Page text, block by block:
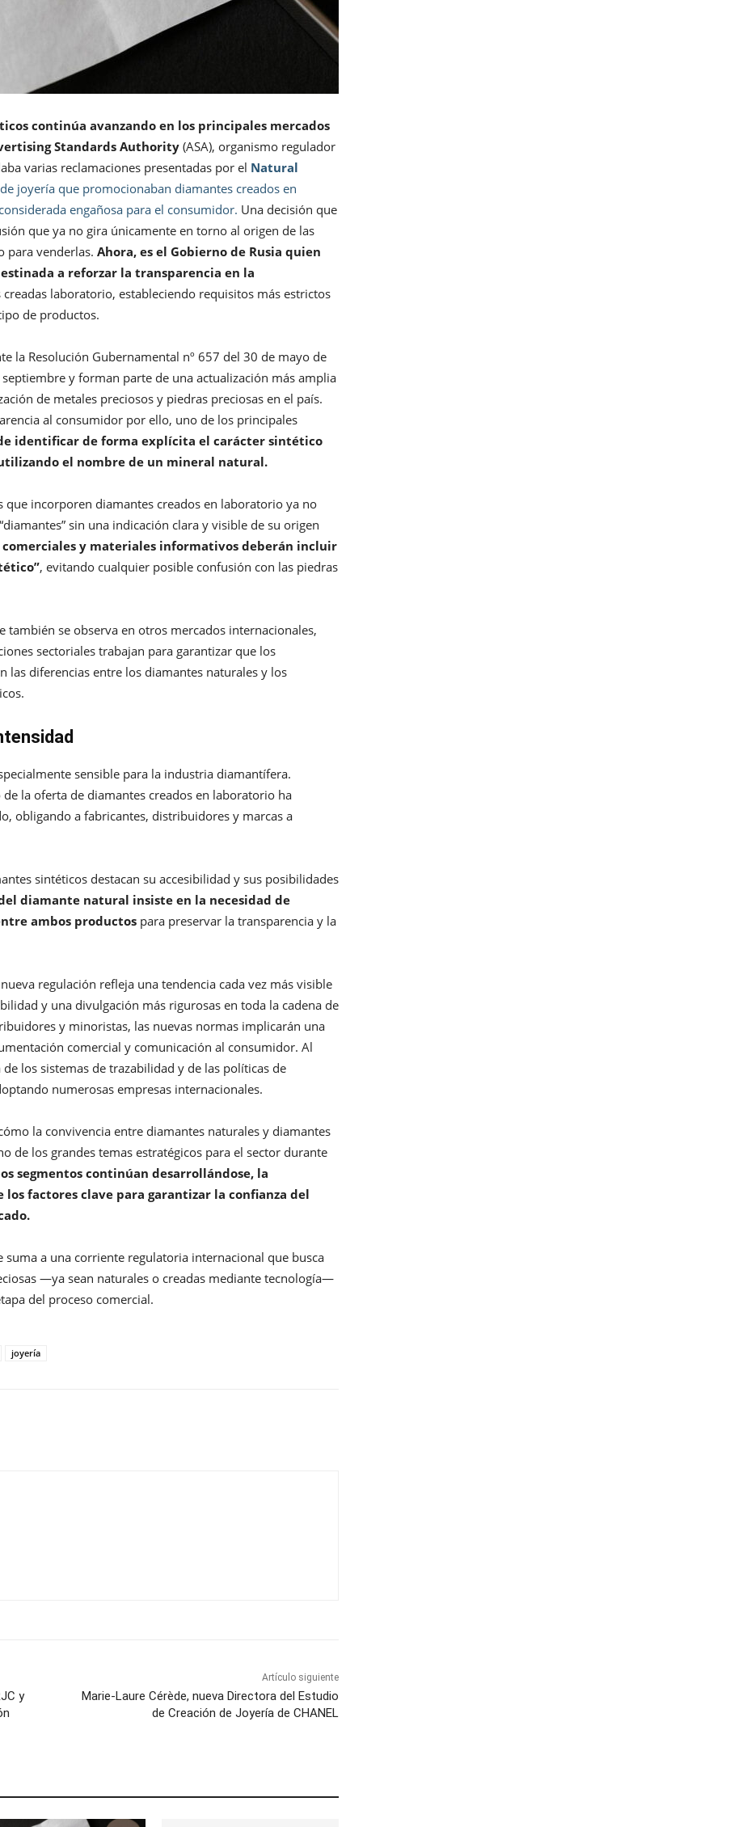
continúa avanzando en los principales mercados
Standards Authority (ASA), organismo regulador
varias reclamaciones presentadas por el Natural
joyería que promocionaban diamantes creados en
engañosa para el consumidor. Una decisión que
que ya no gira únicamente en torno al origen de las
para venderlas. Ahora, es el Gobierno de Rusia quien
a reforzar la transparencia en la
creadas laboratorio, estableciendo requisitos más estrictos
de productos.
la Resolución Gubernamental nº 657 del 30 de mayo de
y forman parte de una actualización más amplia
de metales preciosos y piedras preciosas en el país.
al consumidor por ello, uno de los principales
identificar de forma explícita el carácter sintético
el nombre de un mineral natural.
que incorporen diamantes creados en laboratorio ya no
sin una indicación clara y visible de su origen
comerciales y materiales informativos deberán incluir
, evitando cualquier posible confusión con las piedras
también se observa en otros mercados internacionales,
sectoriales trabajan para garantizar que los
las diferencias entre los diamantes naturales y los
sensible para la industria diamantífera.
la oferta de diamantes creados en laboratorio ha
obligando a fabricantes, distribuidores y marcas a
sintéticos destacan su accesibilidad y sus posibilidades
diamante natural insiste en la necesidad de
ambos productos para preservar la transparencia y la
regulación refleja una tendencia cada vez más visible
y una divulgación más rigurosas en toda la cadena de
y minoristas, las nuevas normas implicarán una
comercial y comunicación al consumidor. Al
los sistemas de trazabilidad y de las políticas de
numerosas empresas internacionales.
la convivencia entre diamantes naturales y diamantes
de los grandes temas estratégicos para el sector durante
segmentos continúan desarrollándose, la
factores clave para garantizar la confianza del
suma a una corriente regulatoria internacional que busca
—ya sean naturales o creadas mediante tecnología—
del proceso comercial.
joyería
y
Artículo siguiente
Marie-Laure Cérède, nueva Directora del Estudio
de Creación de Joyería de CHANEL